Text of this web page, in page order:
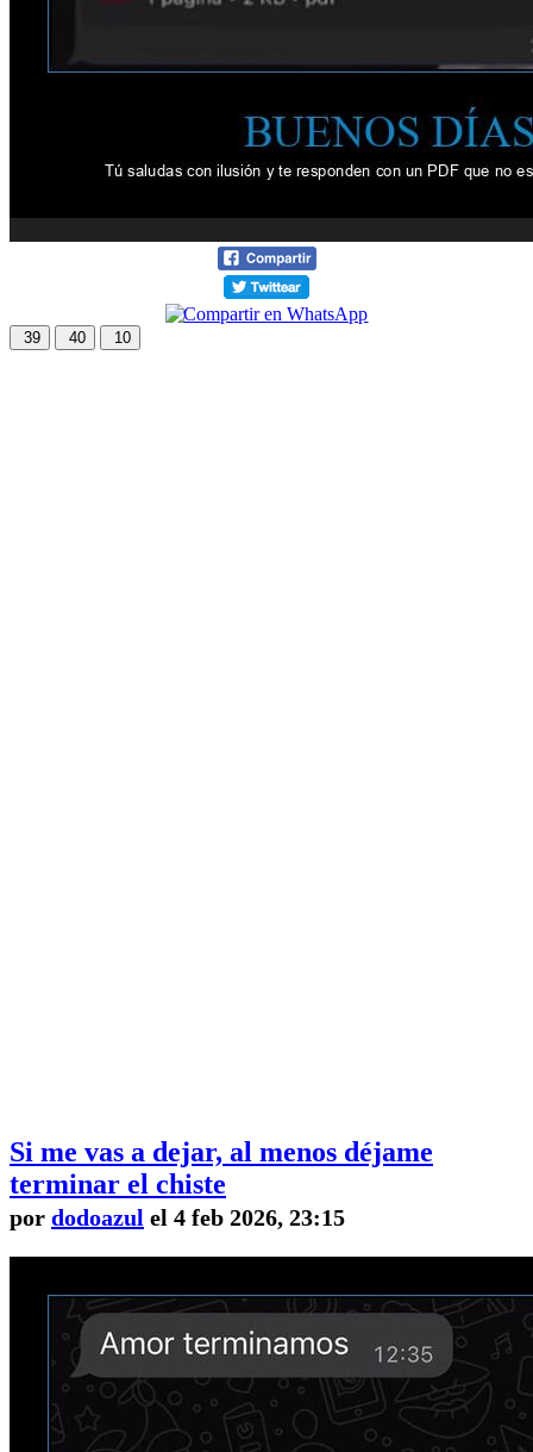
39 40 10
Si me vas a dejar, al menos déjame
terminar el chiste
por dodoazul el 4 feb 2026, 23:15